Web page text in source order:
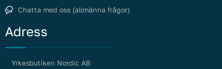
Chatta med oss (allmänna frågor)
Adress
Yrkesbutiken Nordic AB